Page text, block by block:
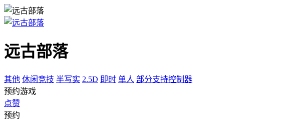
远古部落
其他 休闲竞技 半写实 2.5D 即时 单人 部分支持控制器
预约游戏
点赞
预约